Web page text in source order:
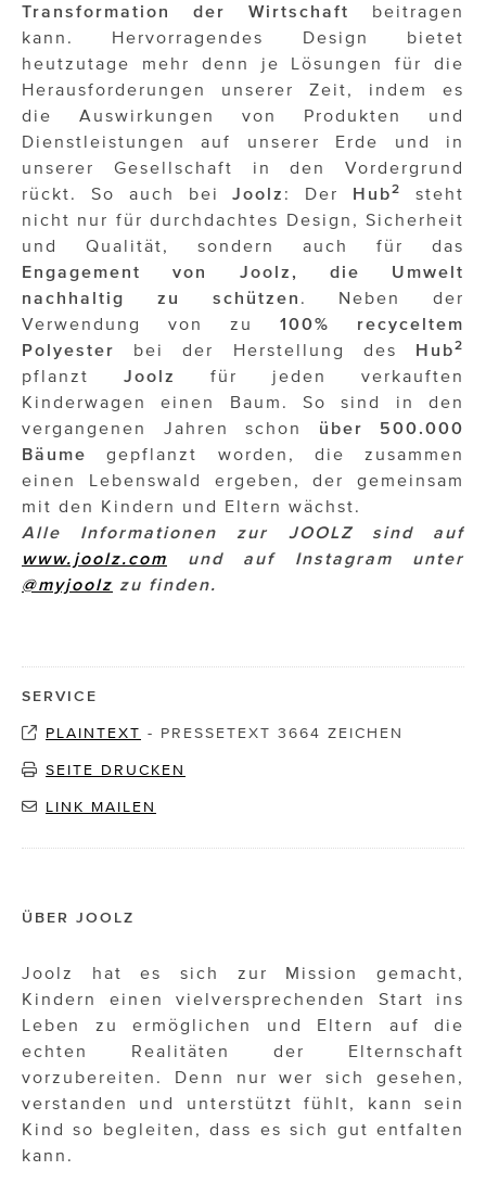
Transformation der Wirtschaft
beitragen
kann. Hervorragendes Design bietet
heutzutage mehr denn je Lösungen für die
Herausforderungen unserer Zeit, indem es
die Auswirkungen von Produkten und
Dienstleistungen auf unserer Erde und in
unserer Gesellschaft in den Vordergrund
rückt. So auch beiJoolz : Der Hub2
steht
nicht nur für durchdachtes Design, Sicherheit
und Qualität, sondern auch für das
Engagement von Joolz, die Umwelt
nachhaltig zu schützen . Neben der
Verwendung von zu 100% recyceltem
Polyester
bei der Herstellung des Hub2
pflanzt Joolz
für jeden verkauften
Kinderwagen einen Baum. So sind in den
vergangenen Jahren schon über 500.000
Bäume
gepflanzt worden, die zusammen
einen Lebenswald ergeben, der gemeinsam
mit den Kindern und Eltern wächst.
Alle Informationen zur JOOLZ sind auf
www.joolz.com und auf Instagram unter
@myjoolz zu finden.
SERVICE
PLAINTEXT - PRESSETEXT 3664 ZEICHEN
SEITE DRUCKEN
LINK MAILEN
ÜBER JOOLZ
Joolz hat es sich zur Mission gemacht,
Kindern einen vielversprechenden Start ins
Leben zu ermöglichen und Eltern auf die
echten Realitäten der Elternschaft
vorzubereiten. Denn nur wer sich gesehen,
verstanden und unterstützt fühlt, kann sein
Kind so begleiten, dass es sich gut entfalten
kann.